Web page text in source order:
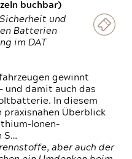
buchbar)
und
Batterien
im DAT
gewinnt
und damit auch das
In diesem
praxisnahen Überblick
Ionen-
S…
aber auch der